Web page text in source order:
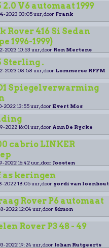
2.0 V6 automaat 1999
2023 03:05 uur, door Frank
Rover 416 Si Sedan
1996-1999)
2023 10:53 uur, door Ron Mertens
Sterling .
2023 08:58 uur, door Lommerse RFFM
Spiegelverwarming
2022 13:55 uur, door Evert Mos
2022 16:01 uur, door Ann De Rycke
cabrio LINKER
2022 16:42 uur, door Joosten
keringen
2022 18:05 uur, door yordi van loenhout
Rover P6 automaat
2022 12:04 uur, door Simon
Rover P3 48 - 49
2022 19:24 uur, door Johan Rutgeerts